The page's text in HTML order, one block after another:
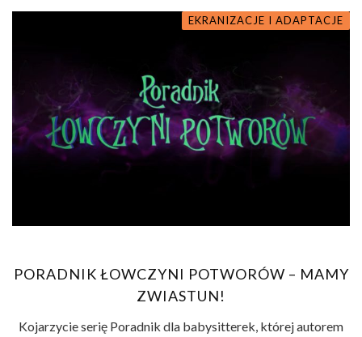
EKRANIZACJE I ADAPTACJE
PORADNIK ŁOWCZYNI POTWORÓW – MAMY
ZWIASTUN!
Kojarzycie serię Poradnik dla babysitterek, której autorem